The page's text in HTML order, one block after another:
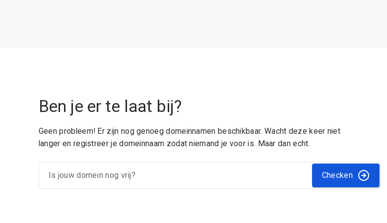
Ben je er te laat bij?
Geen probleem! Er zijn nog genoeg domeinnamen beschikbaar. Wacht deze keer niet
langer en registreer je domeinnaam zodat niemand je voor is. Maar dan echt.
Checken